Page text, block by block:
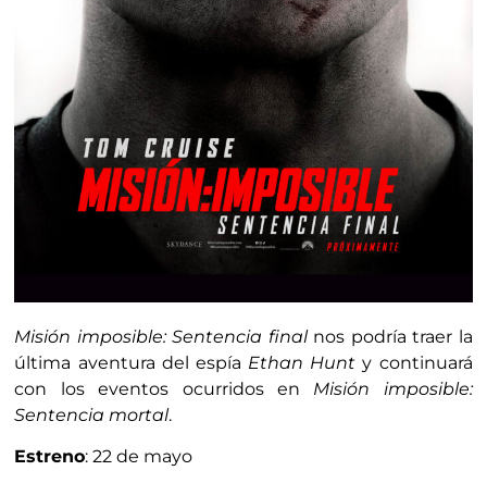
Misión imposible: Sentencia final nos podría traer la
última aventura del espía Ethan Hunt y continuará
con los eventos ocurridos en Misión imposible:
Sentencia mortal.
Estreno: 22 de mayo